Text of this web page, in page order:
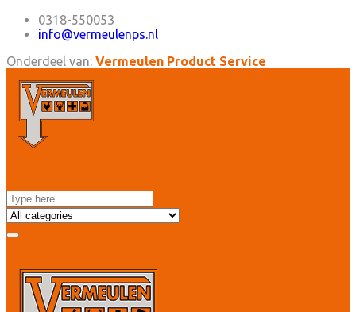
0318-550053
info@vermeulenps.nl
Onderdeel van: Vermeulen Product Service